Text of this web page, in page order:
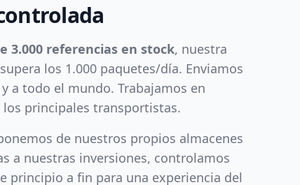
3.000 referencias en stock, nuestra
los 1.000 paquetes/día. Enviamos
a todo el mundo. Trabajamos en
principales transportistas.
de nuestros propios almacenes
a nuestras inversiones, controlamos
principio a fin para una experiencia del